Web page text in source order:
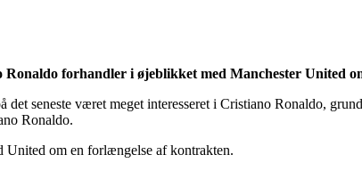
forhandler i øjeblikket med Manchester United
det seneste været meget interesseret i Cristiano Ronaldo,
Ronaldo.
United om en forlængelse af kontrakten.